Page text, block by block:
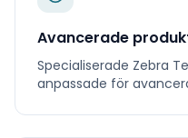
Avancerade
Specialiserade Zebra
anpassade för